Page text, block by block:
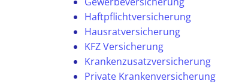
Haftpflichtversicherung
Hausratversicherung
KFZ Versicherung
Krankenzusatzversicherung
Private Krankenversicherung